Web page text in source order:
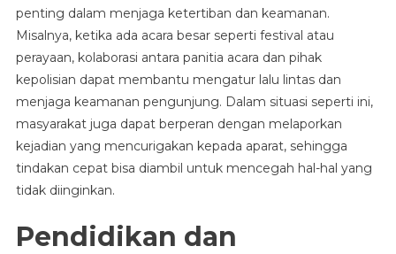
penting dalam menjaga ketertiban dan keamanan.
Misalnya, ketika ada acara besar seperti festival atau
perayaan, kolaborasi antara panitia acara dan pihak
kepolisian dapat membantu mengatur lalu lintas dan
menjaga keamanan pengunjung. Dalam situasi seperti ini,
masyarakat juga dapat berperan dengan melaporkan
kejadian yang mencurigakan kepada aparat, sehingga
tindakan cepat bisa diambil untuk mencegah hal-hal yang
tidak diinginkan.
Pendidikan dan